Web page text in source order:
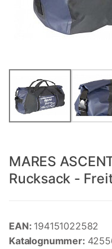
MARES
Rucksack -
EAN: 194151022582
Katalognummer: